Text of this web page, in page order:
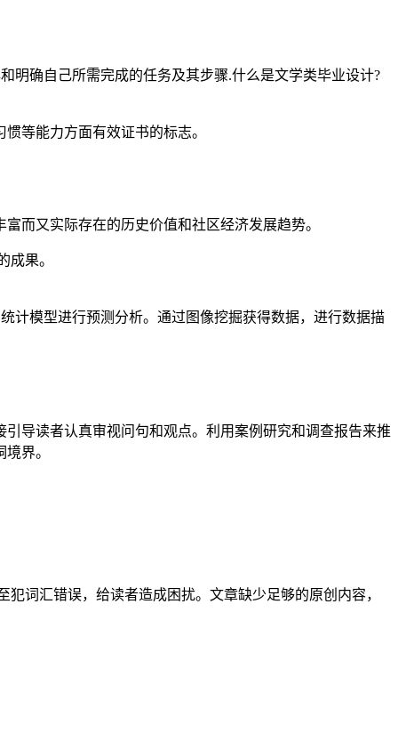
明确自己所需完成的任务及其步骤.什么是文学类毕业设计?
等能力方面有效证书的标志。
而又实际存在的历史价值和社区经济发展趋势。
成果。
计模型进行预测分析。通过图像挖掘获得数据，进行数据描
导读者认真审视问句和观点。利用案例研究和调查报告来推
界。
词汇错误，给读者造成困扰。文章缺少足够的原创内容，